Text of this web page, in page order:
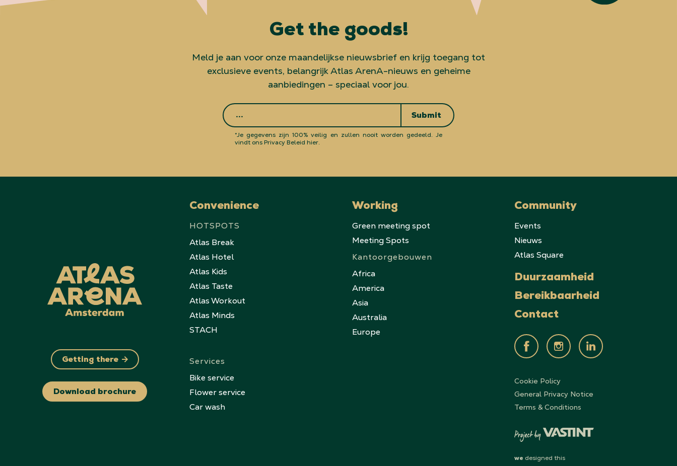
Get the goods!
Meld je aan voor onze maandelijkse nieuwsbrief en krijg toegang tot
exclusieve events, belangrijk Atlas ArenA-nieuws en geheime
aanbiedingen – speciaal voor jou.
Submit
*Je gegevens zijn 100% veilig en zullen nooit worden gedeeld. Je
vindt ons Privacy Beleid hier.
Getting there
Download brochure
Convenience
HOTSPOTS
Atlas Break
Atlas Hotel
Atlas Kids
Atlas Taste
Atlas Workout
Atlas Minds
STACH
Services
Bike service
Flower service
Car wash
Working
Green meeting spot
Meeting Spots
Kantoorgebouwen
Africa
America
Asia
Australia
Europe
Community
Events
Nieuws
Atlas Square
Duurzaamheid
Bereikbaarheid
Contact
Cookie Policy
General Privacy Notice
Terms & Conditions
we designed this